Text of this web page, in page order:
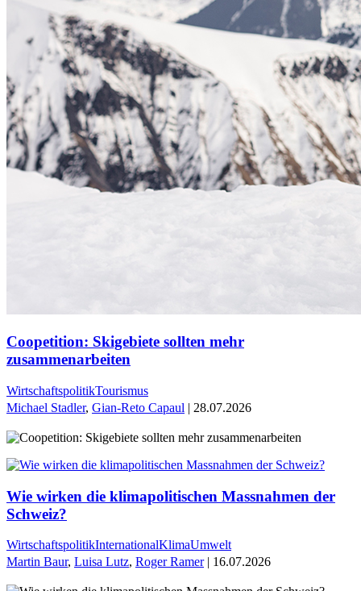
Coopetition: Skigebiete sollten mehr
zusammenarbeiten
WirtschaftspolitikTourismus
Michael Stadler, Gian-Reto Capaul | 28.07.2026
Wie wirken die klimapolitischen Massnahmen der
Schweiz?
WirtschaftspolitikInternationalKlimaUmwelt
Martin Baur, Luisa Lutz, Roger Ramer| 16.07.2026